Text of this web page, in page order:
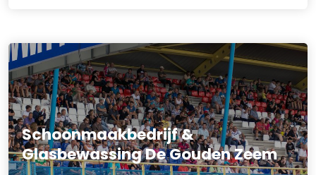
Schoonmaakbedrijf &
Glasbewassing De Gouden Zeem